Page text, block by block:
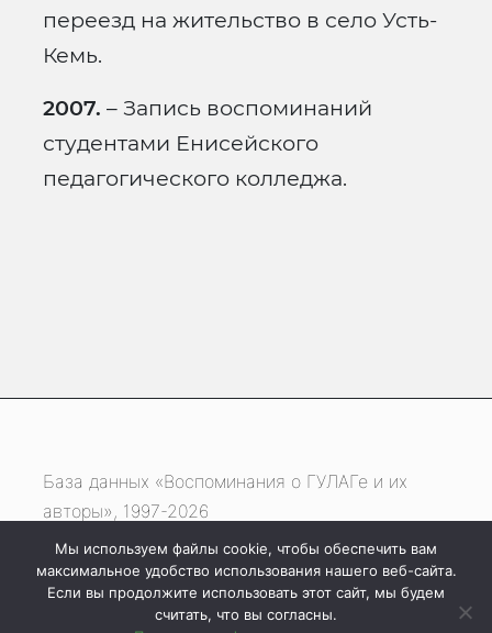
переезд на жительство в село Усть-
Кемь.
2007. – Запись воспоминаний
студентами Енисейского
педагогического колледжа.
База данных «Воспоминания о ГУЛАГе и их
авторы», 1997-2026
Если вы нашли ошибку, выделите фрагмент
текста и нажмите одновременно
клавиши Ctrl
Мы используем файлы cookie, чтобы обеспечить вам
максимальное удобство использования нашего веб-сайта.
Если вы продолжите использовать этот сайт, мы будем
считать, что вы согласны.